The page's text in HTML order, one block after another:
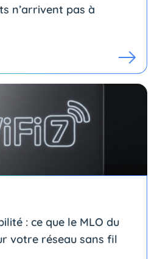
n’arrivent pas à
: ce que le MLO du
votre réseau sans fil